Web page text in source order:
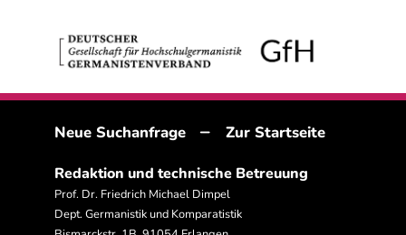
Neue Suchanfrage – Zur Startseite
Redaktion und technische Betreuung
Prof. Dr. Friedrich Michael Dimpel
Dept. Germanistik und Komparatistik